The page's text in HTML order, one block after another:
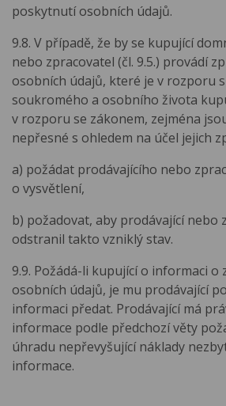
poskytnutí osobních údajů.
9.8. V případě, že by se kupující
nebo zpracovatel (čl. 9.5.) provádí
osobních údajů, které je v rozporu
soukromého a osobního života
v rozporu se zákonem, zejména
nepřesné s ohledem na účel jejich
a) požádat prodávajícího nebo
o vysvětlení,
b) požadovat, aby prodávající nebo
odstranil takto vzniklý stav.
9.9. Požádá-li kupující o informaci o
osobních údajů, je mu prodávající
informaci předat. Prodávající má
informace podle předchozí věty
úhradu nepřevyšující náklady
informace.